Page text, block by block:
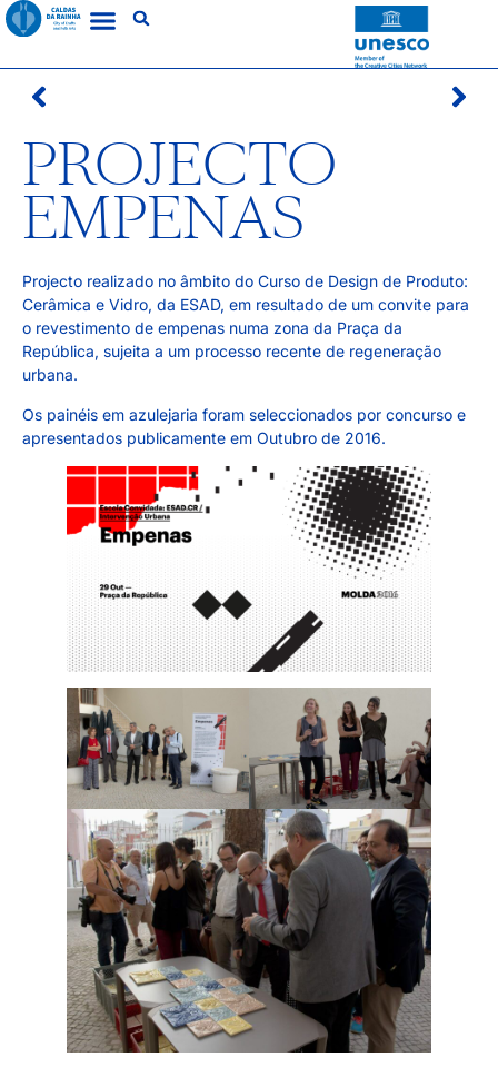
PROJECTO
EMPENAS
Projecto realizado no âmbito do Curso de Design de Produto:
Cerâmica e Vidro, da ESAD, em resultado de um convite para
o revestimento de empenas numa zona da Praça da
República, sujeita a um processo recente de regeneração
urbana.
Os painéis em azulejaria foram seleccionados por concurso e
apresentados publicamente em Outubro de 2016.